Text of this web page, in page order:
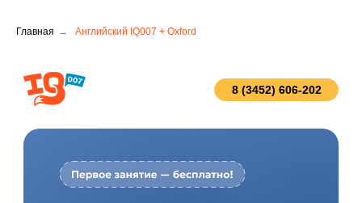
Главная → Английский IQ007 + Oxford
8 (3452) 606-202